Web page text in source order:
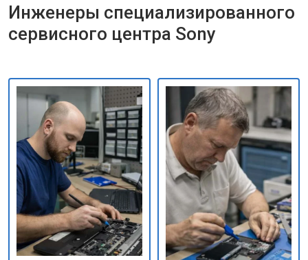
Инженеры специализированного
сервисного центра Sony